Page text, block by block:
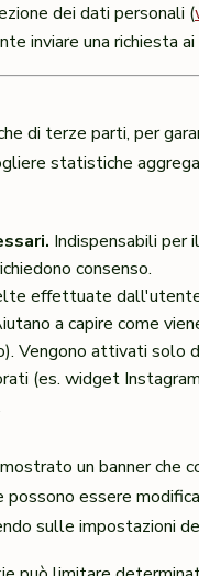
dei dati personali (
inviare una richiesta
di terze parti, per
statistiche
Indispensabili per
consenso.
effettuate
a capire come
Vengono attivati solo
(es. widget
un banner che
essere
sulle impostazioni